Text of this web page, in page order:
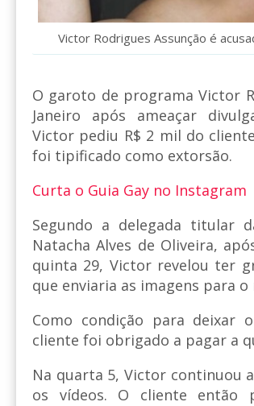
Victor Rodrigues Assunção é
O garoto de programa Victor
Janeiro após ameaçar
Victor pediu R$ 2 mil do
foi tipificado como extorsão.
Curta o Guia Gay no Instagram
Segundo a delegada titular
Natacha Alves de Oliveira,
quinta 29, Victor revelou ter
que enviaria as imagens para
Como condição para deixar
cliente foi obrigado a pagar a
Na quarta 5, Victor continuou
os vídeos. O cliente então